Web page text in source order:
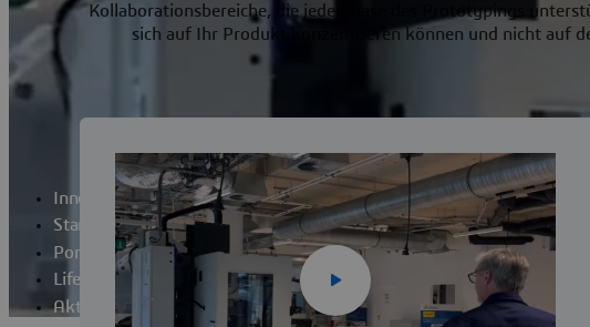
Innovationslabor
Startup Programme
Portfolio
Life @ Lab
Aktuelles
Kollaborationsbereiche, die jede Phase des Prototypings
sich auf Ihr Produkt konzentrieren können und nicht auf